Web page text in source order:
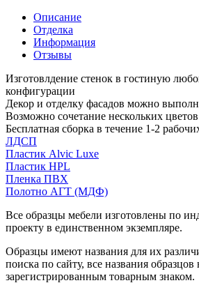
Описание
Отделка
Информация
Отзывы
Изготовлдение стенок в гостиную
конфигурации
Декор и отделку фасадов можно
Возможно сочетание нескольких
Бесплатная сборка в течение 1-2
ЛДСП
Пластик Alvic Luxe
Пластик HPL
Пленка ПВХ
Полотно АГТ (МДФ)
Все образцы мебели изготовлены по
проекту в единственном экземпляре.
Образцы имеют названия для их
поиска по сайту, все названия образцов
зарегистрированным товарным знаком.